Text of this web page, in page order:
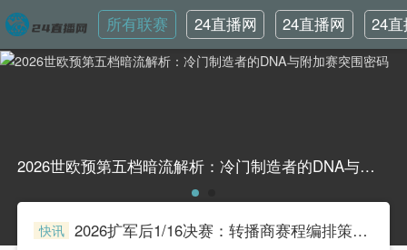
所有联赛
24直播网
英超
24直播网
世界杯
24
韩
2026世欧预第五档暗流解析：冷门制造者的DNA与附加赛突围密码2026世欧预第五档暗流解析：冷门制造者的DNA与附加赛突围密码
快讯
2026扩军后1/16决赛：转播商赛程编排策略与广告收益模型重构